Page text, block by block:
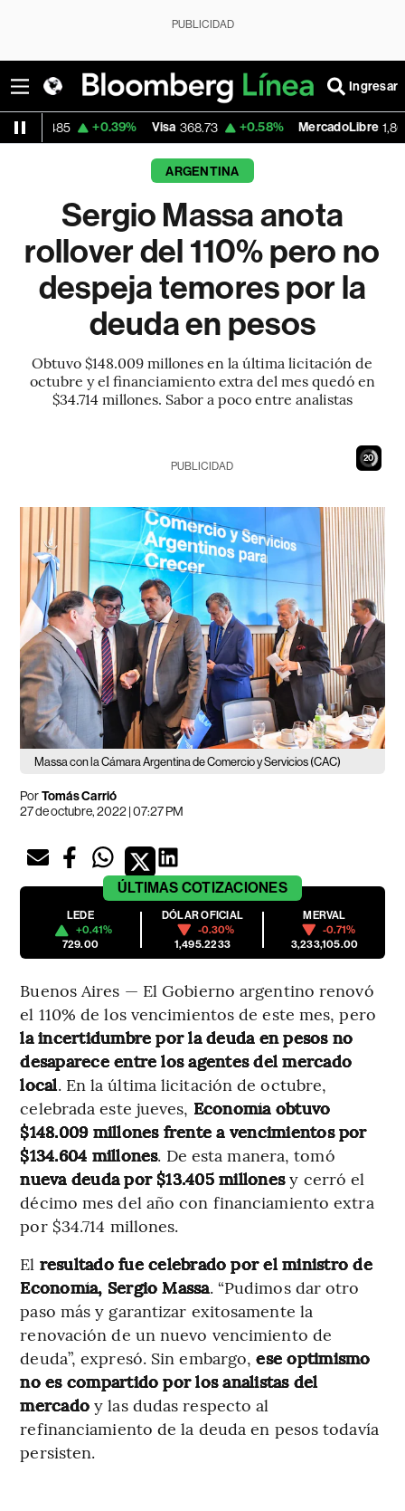
PUBLICIDAD
Ingresar
+0.39% Visa 368.73 +0.58% MercadoLibre 1,863.88
ARGENTINA
Sergio Massa anota
rollover del 110% pero no
despeja temores por la
deuda en pesos
Obtuvo $148.009 millones en la última licitación de
octubre y el financiamiento extra del mes quedó en
$34.714 millones. Sabor a poco entre analistas
19
PUBLICIDAD
Massa con la Cámara Argentina de Comercio y Servicios (CAC)
PorTomás Carrió
27 de octubre, 2022 | 07:27 PM
ÚLTIMAS COTIZACIONES
LEDE
+0.41%
729.00
DÓLAR OFICIAL
-0.30%
1,495.2233
MERVAL
-0.71%
3,233,105.00
Buenos Aires — El Gobierno argentino renovó
el 110% de los vencimientos de este mes, pero
la incertidumbre por la deuda en pesos no
desaparece entre los agentes del mercado
local. En la última licitación de octubre,
celebrada este jueves, Economía obtuvo
$148.009 millones frente a vencimientos por
$134.604 millones. De esta manera, tomó
nueva deuda por $13.405 millonesy cerró el
décimo mes del año con financiamiento extra
por $34.714 millones.
El resultado fue celebrado por el ministro de
Economía, Sergio Massa. “Pudimos dar otro
paso más y garantizar exitosamente la
renovación de un nuevo vencimiento de
deuda”, expresó. Sin embargo,ese optimismo
no es compartido por los analistas del
mercado y las dudas respecto al
refinanciamiento de la deuda en pesos todavía
persisten.